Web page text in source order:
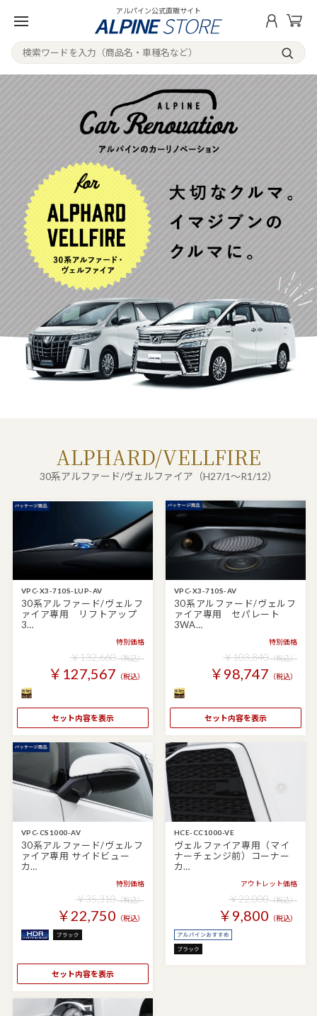
アルパイン公式直販サイト
ALPHARD/VELLFIRE
30系アルファード/ヴェルファイア（H27/1～R1/12）
VPC-X3-710S-LUP-AV
30系アルファード/ヴェルフ
ァイア専用 リフトアップ
3…
特別価格
￥132,660（税込）
￥127,567 （税込）
セット内容を表示
VPC-X3-710S-AV
30系アルファード/ヴェルフ
ァイア専用 セパレート
3WA…
特別価格
￥103,840（税込）
￥98,747 （税込）
セット内容を表示
VPC-CS1000-AV
30系アルファード/ヴェルフ
ァイア専用 サイドビュー
カ…
特別価格
￥35,310（税込）
￥22,750 （税込）
セット内容を表示
HCE-CC1000-VE
ヴェルファイア専用（マイ
ナーチェンジ前）コーナー
カ…
アウトレット価格
￥22,000（税込）
￥9,800 （税込）